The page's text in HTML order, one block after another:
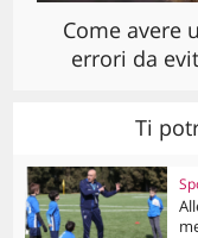
Come avere
errori da
Ti